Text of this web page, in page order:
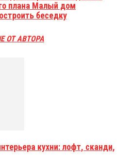
плана Малый дом
беседку
ОТ АВТОРА
кухни: лофт, сканди,